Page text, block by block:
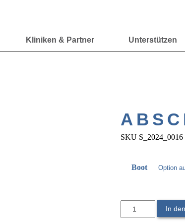
Kliniken & Partner Unterstützen
SKU S_2024_0016
Boot
In